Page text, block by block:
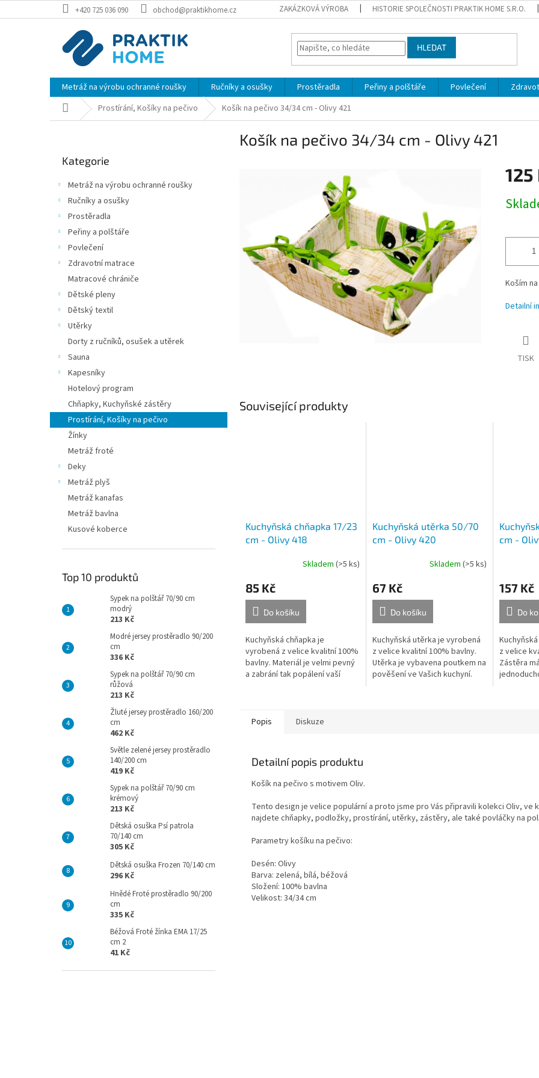
na
+420 725 036 090 obchod@praktikhome.cz ZAKÁZKOVÁ VÝROBA HISTORIE SPOLEČNOSTI PRAKTIK HOME S.R.O.
HLEDAT
Metráž na výrobu ochranné roušky Ručníky a osušky Prostěradla Peřiny a polštáře Povlečení
Domů Prostírání, Košíky na pečivo Košík na pečivo 34/34 cm - Olivy 421
kategorie
Kategorie
Metráž na výrobu ochranné roušky
Ručníky a osušky
Prostěradla
Peřiny a polštáře
Povlečení
Zdravotní matrace
Matracové chrániče
Dětské pleny
Dětský textil
Utěrky
Dorty z ručníků, osušek a utěrek
Sauna
Kapesníky
Hotelový program
Chňapky, Kuchyňské zástěry
Prostírání, Košíky na pečivo
Žínky
Metráž froté
Deky
Metráž plyš
Metráž kanafas
Metráž bavlna
Kusové koberce
Top 10 produktů
Sypek na polštář 70/90 cm
modrý
213 Kč
Modré jersey prostěradlo 90/200
cm
336 Kč
Sypek na polštář 70/90 cm
růžová
213 Kč
Žluté jersey prostěradlo 160/200
cm
462 Kč
Světle zelené jersey prostěradlo
140/200 cm
419 Kč
Sypek na polštář 70/90 cm
krémový
213 Kč
Dětská osuška Psí patrola
70/140 cm
305 Kč
Dětská osuška Frozen 70/140 cm
296 Kč
Hnědé Froté prostěradlo 90/200
cm
335 Kč
Béžová Froté žínka EMA 17/25
cm 2
41 Kč
Košík na pečivo 34/34 cm - Olivy 421
125
cena:
Koším
Detailní
TISK
Související produkty
Kuchyňská chňapka 17/23
cm - Olivy 418
Skladem (>5 ks)
85 Kč
Do košíku
Kuchyňská chňapka je
vyrobená z velice kvalitní 100%
bavlny. Materiál je velmi pevný
a zabrání tak popálení vaší
Kuchyňská utěrka 50/70
cm - Olivy 420
Skladem (>5 ks)
67 Kč
Do košíku
Kuchyňská utěrka je vyrobená
z velice kvalitní 100% bavlny.
Utěrka je vybavena poutkem na
pověšení ve Vašich kuchyní.
cm -
157 Kč
Do
z velice
Zástěra
Popis Diskuze
Detailní popis produktu
Košík na pečivo s motivem Oliv.
Tento design je velice populární a proto jsme pro Vás připravili kolekci Oliv, ve
najdete chňapky, podložky, prostírání, utěrky, zástěry, ale také povláčky na
Parametry košíku na pečivo:
Desén: Olivy
Barva: zelená, bílá, béžová
Složení: 100% bavlna
Velikost: 34/34 cm